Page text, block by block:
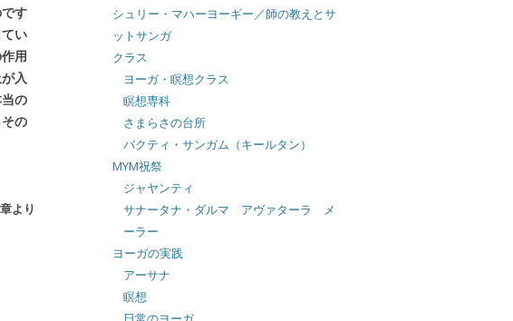
す
い
用
入
の
の
より
シュリー・マハーヨーギー／師の教えとサ
ットサンガ
クラス
ヨーガ・瞑想クラス
瞑想専科
さまらさの台所
バクティ・サンガム（キールタン）
MYM祝祭
ジャヤンティ
サナータナ・ダルマ アヴァターラ メ
ーラー
ヨーガの実践
アーサナ
瞑想